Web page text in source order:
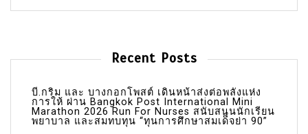
a
Recent Posts
บี.กริม และ บางกอกโพสต์ เดินหน้าส่งต่อพลังแห่ง
การให้ ผ่าน Bangkok Post International Mini
Marathon 2026 Run For Nurses สนับสนุนนักเรียน
พยาบาล และสมทบทุน “ทุนการศึกษาสมเด็จย่า 90”